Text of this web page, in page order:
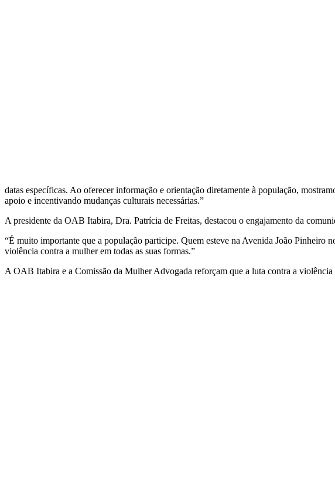
datas específicas. Ao oferecer informação e orientação diretamente à população,
apoio e incentivando mudanças culturais necessárias.”
A presidente da OAB Itabira, Dra. Patrícia de Freitas, destacou o engajamento da
“É muito importante que a população participe. Quem esteve na Avenida João Pinheiro
violência contra a mulher em todas as suas formas.”
A OAB Itabira e a Comissão da Mulher Advogada reforçam que a luta contra a